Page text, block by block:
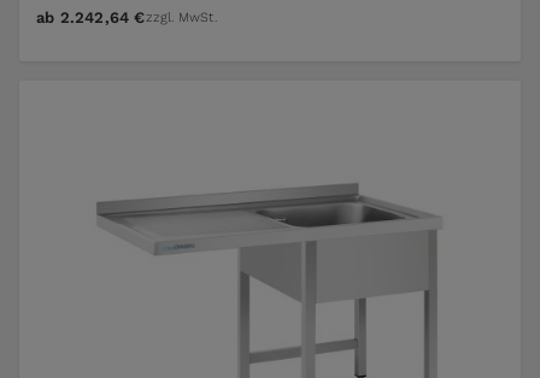
ab 2.242,64 €zzgl. MwSt.